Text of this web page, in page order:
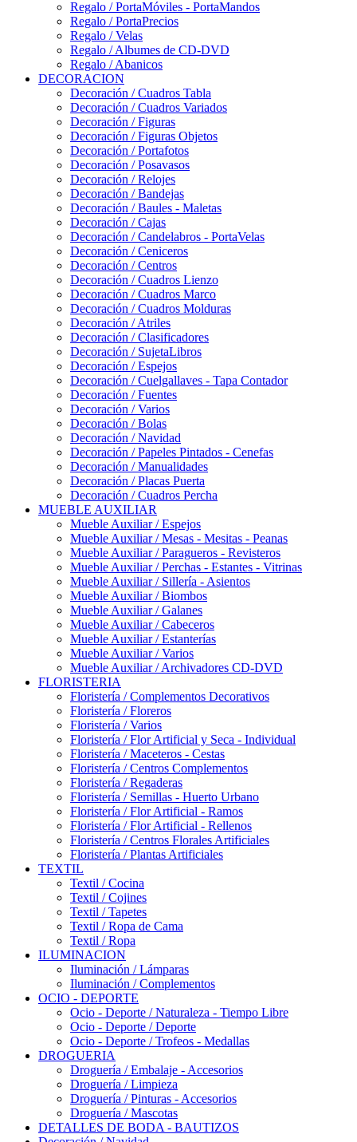
Regalo / PortaMóviles - PortaMandos
Regalo / PortaPrecios
Regalo / Velas
Regalo / Albumes de CD-DVD
Regalo / Abanicos
DECORACION
Decoración / Cuadros Tabla
Decoración / Cuadros Variados
Decoración / Figuras
Decoración / Figuras Objetos
Decoración / Portafotos
Decoración / Posavasos
Decoración / Relojes
Decoración / Bandejas
Decoración / Baules - Maletas
Decoración / Cajas
Decoración / Candelabros - PortaVelas
Decoración / Ceniceros
Decoración / Centros
Decoración / Cuadros Lienzo
Decoración / Cuadros Marco
Decoración / Cuadros Molduras
Decoración / Atriles
Decoración / Clasificadores
Decoración / SujetaLibros
Decoración / Espejos
Decoración / Cuelgallaves - Tapa Contador
Decoración / Fuentes
Decoración / Varios
Decoración / Bolas
Decoración / Navidad
Decoración / Papeles Pintados - Cenefas
Decoración / Manualidades
Decoración / Placas Puerta
Decoración / Cuadros Percha
MUEBLE AUXILIAR
Mueble Auxiliar / Espejos
Mueble Auxiliar / Mesas - Mesitas - Peanas
Mueble Auxiliar / Paragueros - Revisteros
Mueble Auxiliar / Perchas - Estantes - Vitrinas
Mueble Auxiliar / Sillería - Asientos
Mueble Auxiliar / Biombos
Mueble Auxiliar / Galanes
Mueble Auxiliar / Cabeceros
Mueble Auxiliar / Estanterías
Mueble Auxiliar / Varios
Mueble Auxiliar / Archivadores CD-DVD
FLORISTERIA
Floristería / Complementos Decorativos
Floristería / Floreros
Floristería / Varios
Floristería / Flor Artificial y Seca - Individual
Floristería / Maceteros - Cestas
Floristería / Centros Complementos
Floristería / Regaderas
Floristería / Semillas - Huerto Urbano
Floristería / Flor Artificial - Ramos
Floristería / Flor Artificial - Rellenos
Floristería / Centros Florales Artificiales
Floristería / Plantas Artificiales
TEXTIL
Textil / Cocina
Textil / Cojines
Textil / Tapetes
Textil / Ropa de Cama
Textil / Ropa
ILUMINACION
Iluminación / Lámparas
Iluminación / Complementos
OCIO - DEPORTE
Ocio - Deporte / Naturaleza - Tiempo Libre
Ocio - Deporte / Deporte
Ocio - Deporte / Trofeos - Medallas
DROGUERIA
Droguería / Embalaje - Accesorios
Droguería / Limpieza
Droguería / Pinturas - Accesorios
Droguería / Mascotas
DETALLES DE BODA - BAUTIZOS